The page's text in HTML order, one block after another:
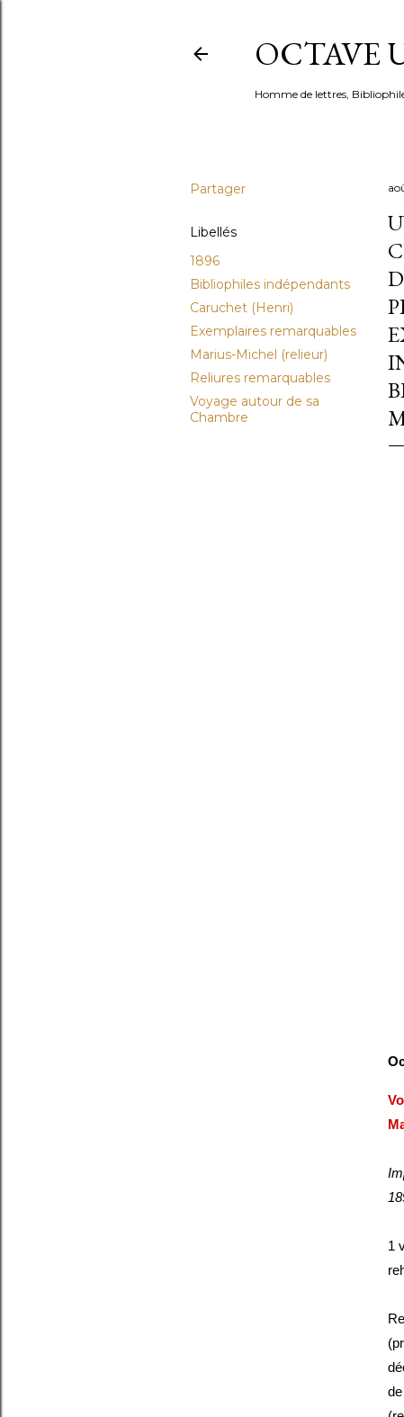
OCTAVE
Homme de lettres,
Partager
Libellés
1896
Bibliophiles indépendants
Caruchet (Henri)
Exemplaires remarquables
Marius-Michel (relieur)
Reliures remarquables
Voyage autour de sa
Chambre
1